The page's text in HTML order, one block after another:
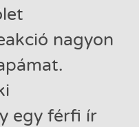
nagyon
egy férfi ír